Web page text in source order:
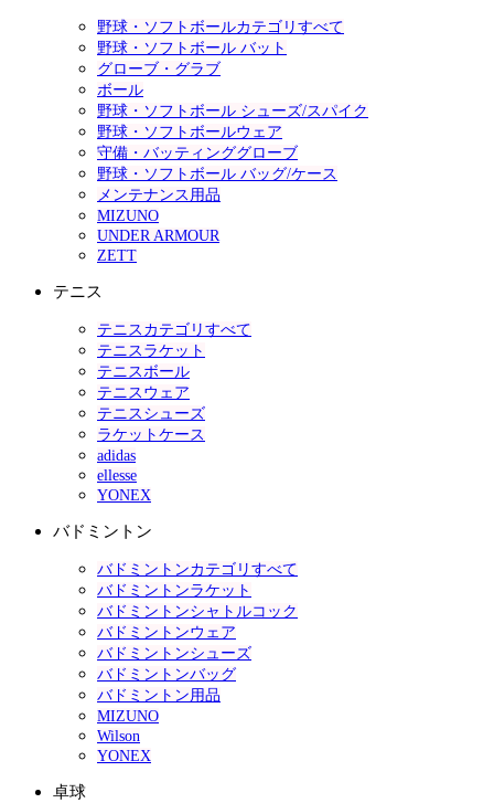
野球・ソフトボールカテゴリすべて
野球・ソフトボール バット
グローブ・グラブ
ボール
野球・ソフトボール シューズ/スパイク
野球・ソフトボールウェア
守備・バッティンググローブ
野球・ソフトボール バッグ/ケース
メンテナンス用品
MIZUNO
UNDER ARMOUR
ZETT
テニス
テニスカテゴリすべて
テニスラケット
テニスボール
テニスウェア
テニスシューズ
ラケットケース
adidas
ellesse
YONEX
バドミントン
バドミントンカテゴリすべて
バドミントンラケット
バドミントンシャトルコック
バドミントンウェア
バドミントンシューズ
バドミントンバッグ
バドミントン用品
MIZUNO
Wilson
YONEX
卓球